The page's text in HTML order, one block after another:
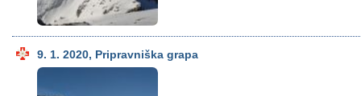
9. 1. 2020, Pripravniška grapa